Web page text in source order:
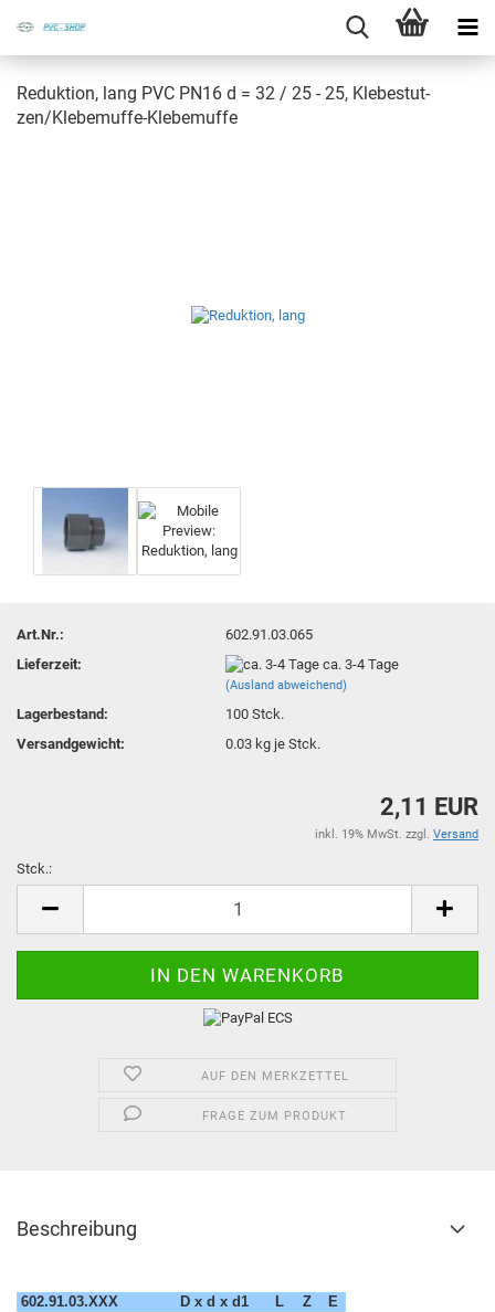
Re­duk­ti­on, lang PVC PN16 d = 32 / 25 - 25, Kle­be­stut­
zen/Klebemuffe-​Klebemuffe
Art.Nr.:
602.91.03.065
Lieferzeit:
ca. 3-4 Tage
(Ausland abweichend)
Lagerbestand: 100Stck.
Versandgewicht:
0.03 kg je Stck.
2,11 EUR
inkl. 19% MwSt. zzgl. Versand
Stck.:
AUF DEN MERKZETTEL
FRAGE ZUM PRODUKT
Beschreibung
602.91.03.XXX D x d x d1 L Z
E